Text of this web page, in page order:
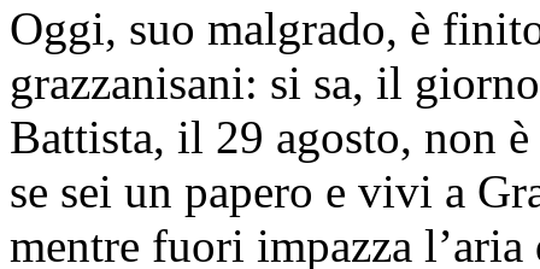
Oggi, suo malgrado, è
grazzanisani: si sa, il
Battista, il 29 agosto, non
se sei un papero e vivi a
mentre fuori impazza l’aria